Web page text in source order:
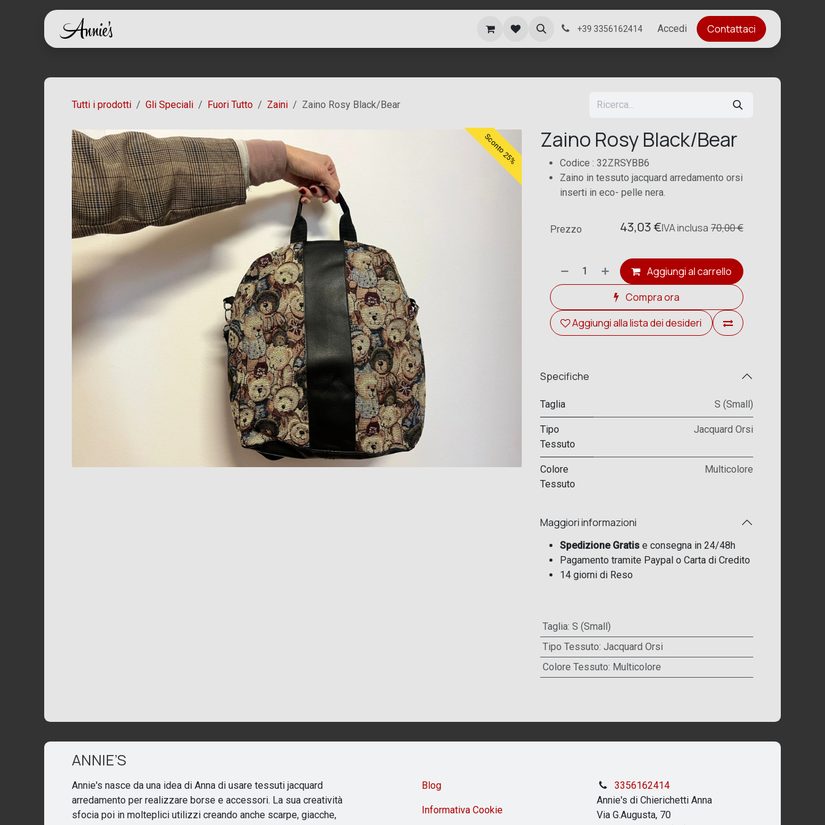
Passa al contenuto
+39 3356162414 Accedi Contattaci
Tutti i prodotti Gli Speciali Fuori Tutto Zaini Zaino Rosy Black/Bear
Sconto 25% Zaino Rosy Black/Bear
Codice : 32ZRSYBB6
Zaino in tessuto jacquard arredamento orsi
inserti in eco- pelle nera.
Aggiungi al carrello
Compra ora
Aggiungi alla lista dei desideri
Prezzo 43,03€IVAinclusa 70,00€
Specifiche
Taglia S (Small)
Tipo
Tessuto
Jacquard Orsi
Colore
Tessuto
Multicolore
Maggiori informazioni
Spedizione Gratise consegna in 24/48h
Pagamento tramite Paypal o Carta di Credito
14 giorni di Reso
Taglia:S (Small)
Tipo Tessuto:Jacquard Orsi
Colore Tessuto: Multicolore
ANNIE’S
Annie's nasce da una idea di Anna di usare tessuti jacquard
arredamento per realizzare borse e accessori. La sua creatività
sfocia poi in molteplici utilizzi creando anche scarpe, giacche,
Blog
Informativa Cookie
3356162414
Annie's di Chierichetti Anna
Via G.Augusta, 70